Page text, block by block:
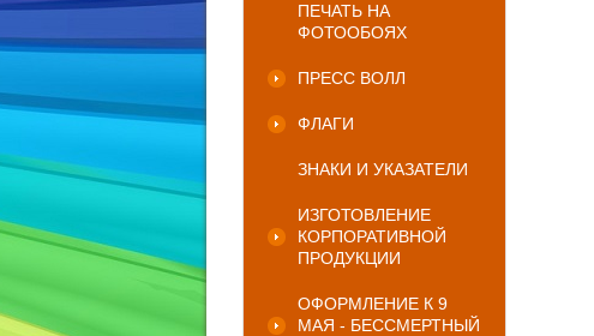
ПЕЧАТЬ НА
ФОТООБОЯХ
ПРЕСС ВОЛЛ
ФЛАГИ
ЗНАКИ И УКАЗАТЕЛИ
ИЗГОТОВЛЕНИЕ
КОРПОРАТИВНОЙ
ПРОДУКЦИИ
ОФОРМЛЕНИЕ К 9
МАЯ - БЕССМЕРТНЫЙ